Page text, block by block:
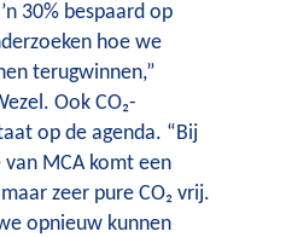
30% bespaard op
hoe we
terugwinnen,”
Ook CO₂-
op de agenda. “Bij
MCA komt een
zeer pure CO₂ vrij.
opnieuw kunnen